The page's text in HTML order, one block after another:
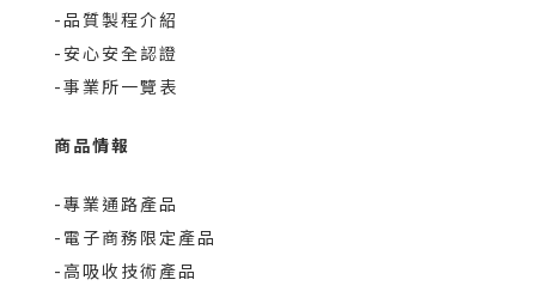
-品質製程介紹
-安心安全認證
-事業所一覽表
商品情報
-專業通路產品
-電子商務限定產品
-高吸收技術產品